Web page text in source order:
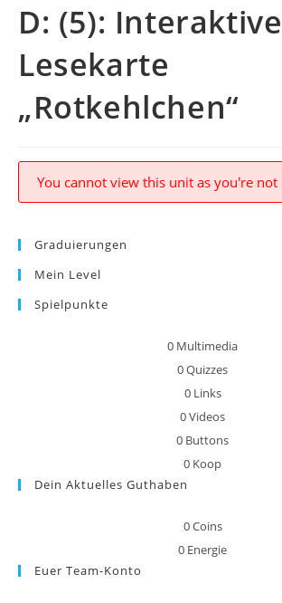
D: (5): Interaktive
Lesekarte
„Rotkehlchen“
You cannot view this unit as you're not
Graduierungen
Mein Level
Spielpunkte
0 Multimedia
0Quizzes
0 Links
0Videos
0 Buttons
0 Koop
Dein Aktuelles Guthaben
0Coins
0 Energie
Euer Team-Konto